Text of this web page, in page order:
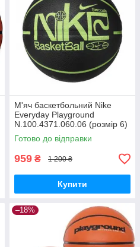
М'яч баскетбольний Nike
Everyday Playground
N.100.4371.060.06 (розмір 6)
Готово до відправки
959 ₴ 1 200 ₴
Купити
–18%